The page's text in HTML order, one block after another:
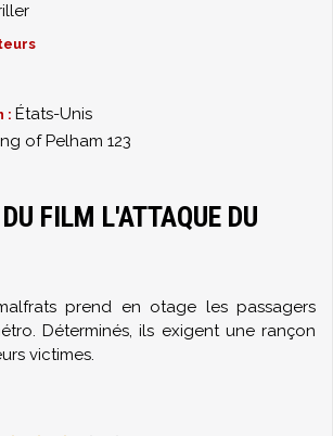
: États-Unis
of Pelham 123
FILM L'ATTAQUE DU
prend en otage les passagers
Déterminés, ils exigent une rançon
victimes.